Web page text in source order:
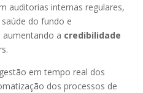
auditorias internas regulares,
do fundo e
a credibilidade
em tempo real dos
dos processos de